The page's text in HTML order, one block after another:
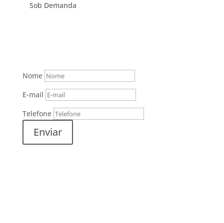
Sob Demanda
Nome
E-mail
Telefone
Enviar